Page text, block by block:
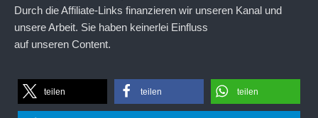
Durch die Affiliate-Links finanzieren wir unseren Kanal und
unsere Arbeit. Sie haben keinerlei Einfluss
auf unseren Content.
teilen teilen teilen